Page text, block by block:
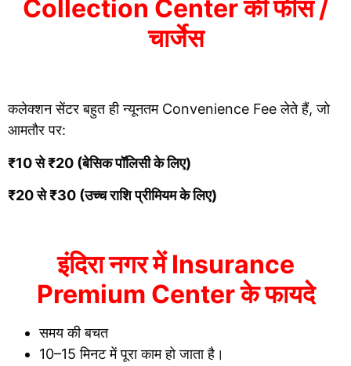
Collection Center की फीस /
चार्जेस
कलेक्शन सेंटर बहुत ही न्यूनतम Convenience Fee लेते हैं, जो
आमतौर पर:
₹10 से ₹20 (बेसिक पॉलिसी के लिए)
₹20 से ₹30 (उच्च राशि प्रीमियम के लिए)
इंदिरा नगर में Insurance
Premium Center के फायदे
समय की बचत
10–15 मिनट में पूरा काम हो जाता है।